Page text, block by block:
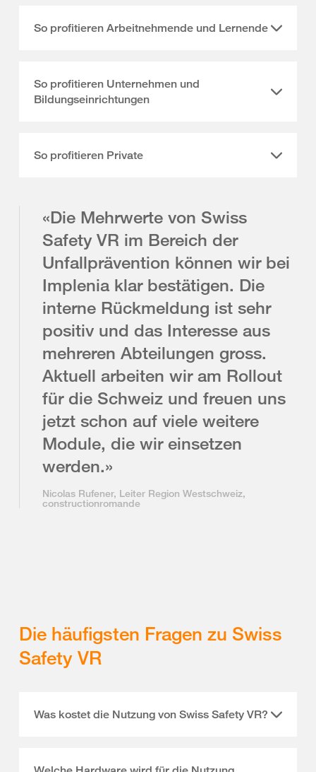
So profitieren Arbeitnehmende und Lernende
So profitieren Unternehmen und
Bildungseinrichtungen
So profitieren Private
«Die Mehrwerte von Swiss
Safety VR im Bereich der
Unfallprävention können wir bei
Implenia klar bestätigen. Die
interne Rückmeldung ist sehr
positiv und das Interesse aus
mehreren Abteilungen gross.
Aktuell arbeiten wir am Rollout
für die Schweiz und freuen uns
jetzt schon auf viele weitere
Module, die wir einsetzen
werden.»
Nicolas Rufener, Leiter Region Westschweiz,
constructionromande
Die häufigsten Fragen zu Swiss
Safety VR
Was kostet die Nutzung von Swiss Safety VR?